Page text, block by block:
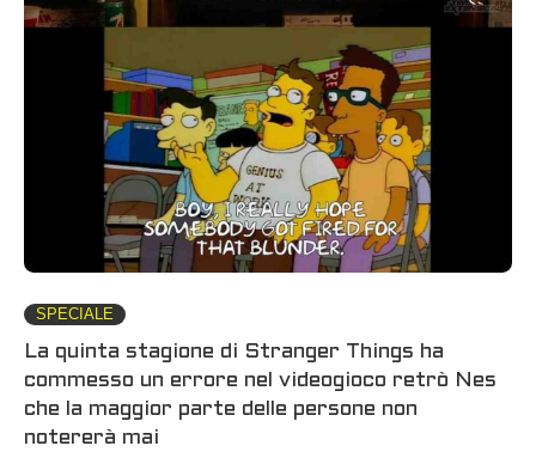
SPECIALE
La quinta stagione di Stranger Things ha
commesso un errore nel videogioco retrò Nes
che la maggior parte delle persone non
notererà mai